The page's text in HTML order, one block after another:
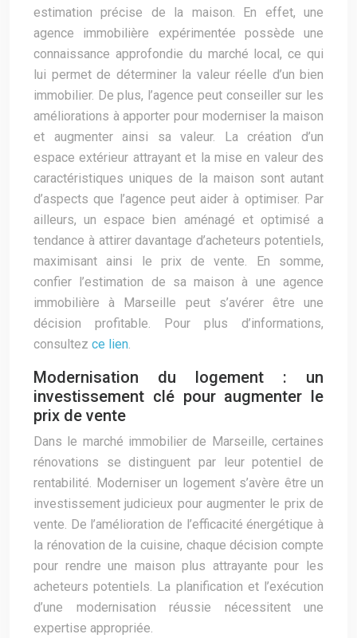
estimation précise de la maison. En effet, une
agence immobilière expérimentée possède une
connaissance approfondie du marché local, ce qui
lui permet de déterminer la valeur réelle d’un bien
immobilier. De plus, l’agence peut conseiller sur les
améliorations à apporter pour moderniser la maison
et augmenter ainsi sa valeur. La création d’un
espace extérieur attrayant et la mise en valeur des
caractéristiques uniques de la maison sont autant
d’aspects que l’agence peut aider à optimiser. Par
ailleurs, un espace bien aménagé et optimisé a
tendance à attirer davantage d’acheteurs potentiels,
maximisant ainsi le prix de vente. En somme,
confier l’estimation de sa maison à une agence
immobilière à Marseille peut s’avérer être une
décision profitable. Pour plus d’informations,
consultez ce lien.
Modernisation du logement : un
investissement clé pour augmenter le
prix de vente
Dans le marché immobilier de Marseille, certaines
rénovations se distinguent par leur potentiel de
rentabilité. Moderniser un logement s’avère être un
investissement judicieux pour augmenter le prix de
vente. De l’amélioration de l’efficacité énergétique à
la rénovation de la cuisine, chaque décision compte
pour rendre une maison plus attrayante pour les
acheteurs potentiels. La planification et l’exécution
d’une modernisation réussie nécessitent une
expertise appropriée.